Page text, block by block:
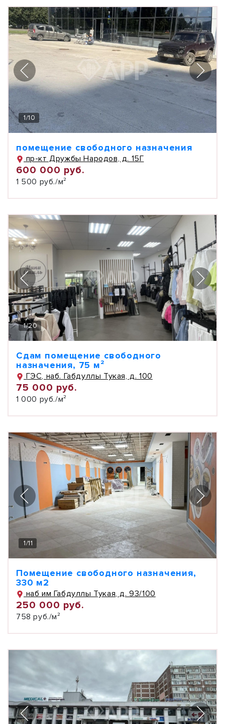
1/10
помещение свободного назначения
пр-кт Дружбы Народов, д. 15Г
600 000 руб.
1 500 руб./м²
1/20
Сдам помещение свободного
назначения, 75 м²
ГЭС, наб. Габдуллы Тукая, д. 100
75 000 руб.
1 000 руб./м²
1/11
Помещение свободного назначения,
330 м2
наб им Габдуллы Тукая, д. 93/100
250 000 руб.
758 руб./м²